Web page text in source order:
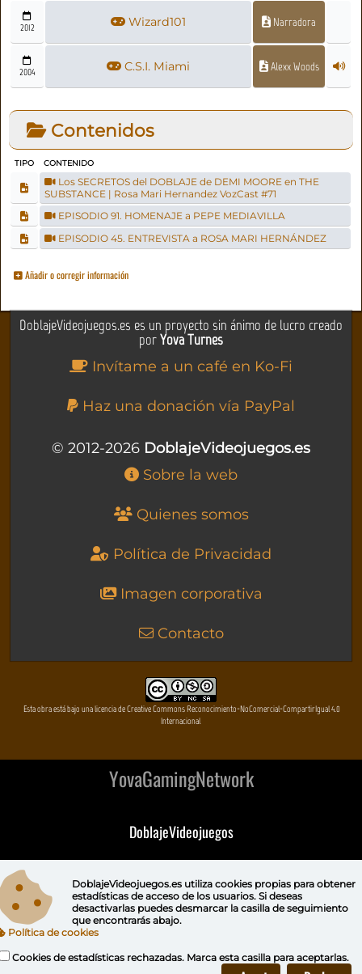
2012 Wizard101 Narradora
2004 C.S.I. Miami Alexx Woods
Contenidos
TIPO CONTENIDO
Los SECRETOS del DOBLAJE de DEMI MOORE en THE
SUBSTANCE | Rosa Mari Hernandez VozCast #71
EPISODIO 91. HOMENAJE a PEPE MEDIAVILLA
EPISODIO 45. ENTREVISTA a ROSA MARI HERNÁNDEZ
Añadir o corregir información
DoblajeVideojuegos.es es un proyecto sin ánimo de lucro creado
porYova Turnes
Invítame a un café en Ko-Fi
Haz una donación vía PayPal
© 2012-2026 DoblajeVideojuegos.es
Sobre la web
Quienes somos
Política de Privacidad
Imagen corporativa
Contacto
Esta obra está bajo una licencia de Creative Commons Reconocimiento-NoComercial-CompartirIgual 4.0
Internacional
YovaGamingNetwork
DoblajeVideojuegos
DeVuego GAL
DoblajeVideojuegos.es utiliza cookies propiaspara obtener
estadísticas de acceso de los usuarios. Si deseas
desactivarlas puedes desmarcar la casilla de seguimiento
que encontrarás abajo.
Política de cookies
Cookies de estadísticas rechazadas. Marca esta casilla para aceptarlas.